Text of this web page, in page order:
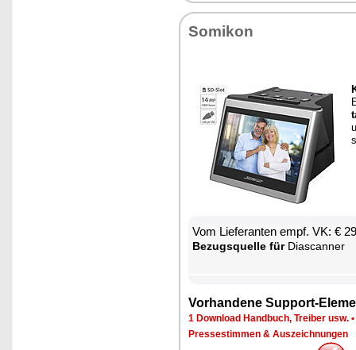
So­mi­kon
Vom Lie­fe­ran­ten empf. VK: €
Be­zugs­quel­le fürDiascan­ner
Vor­han­de­ne Sup­port-
1 Down­load Hand­buch, Trei­ber usw. •
Pres­se­stim­men & Aus­zeich­nun­gen